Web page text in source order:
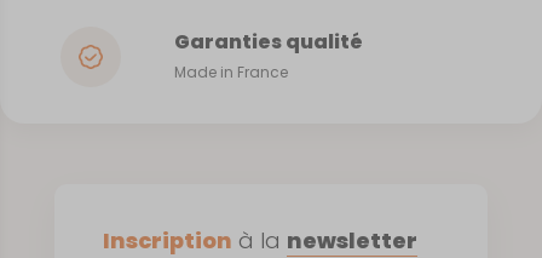
Garanties qualité
Made in France
Inscription à la newsletter